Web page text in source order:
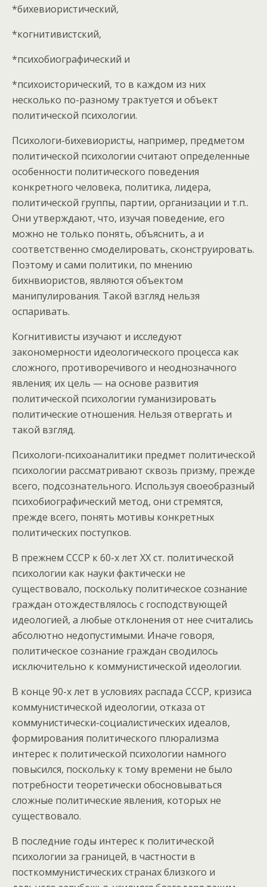
*бихевиористический,
*когнитивистский,
*психобиографический и
*психоисторический, то в каждом из них
несколько по-разному трактуется и объект
политической психологии.
Психологи-бихевиористы, например, предметом
политической психологии считают определенные
особенности политического поведения
конкретного человека, политика, лидера,
политической группы, партии, организации и т.п..
Они утверждают, что, изучая поведение, его
можно не только понять, объяснить, а и
соответственно смоделировать, сконструировать.
Поэтому и сами политики, по мнению
бихнвиористов, являются объектом
манипулирования. Такой взгляд нельзя
оспаривать.
Когнитивисты изучают и исследуют
закономерности идеологического процесса как
сложного, противоречивого и неоднозначного
явления; их цель — на основе развития
политической психологии гуманизировать
политические отношения. Нельзя отвергать и
такой взгляд.
Психологи-психоаналитики предмет политической
психологии рассматривают сквозь призму, прежде
всего, подсознательного. Используя своеобразный
психобиографический метод, они стремятся,
прежде всего, понять мотивы конкретных
политических поступков.
В прежнем СССР к 60-х лет XX ст. политической
психологии как науки фактически не
существовало, поскольку политическое сознание
граждан отождествлялось с господствующей
идеологией, а любые отклонения от нее считались
абсолютно недопустимыми. Иначе говоря,
политическое сознание граждан сводилось
исключительно к коммунистической идеологии.
В конце 90-х лет в условиях распада СССР, кризиса
коммунистической идеологии, отказа от
коммунистически-социалистических идеалов,
формирования политического плюрализма
интерес к политической психологии намного
повысился, поскольку к тому времени не было
потребности теоретически обосновываться
сложные политические явления, которых не
существовало.
В последние годы интерес к политической
психологии за границей, в частности в
посткоммунистических странах близкого и